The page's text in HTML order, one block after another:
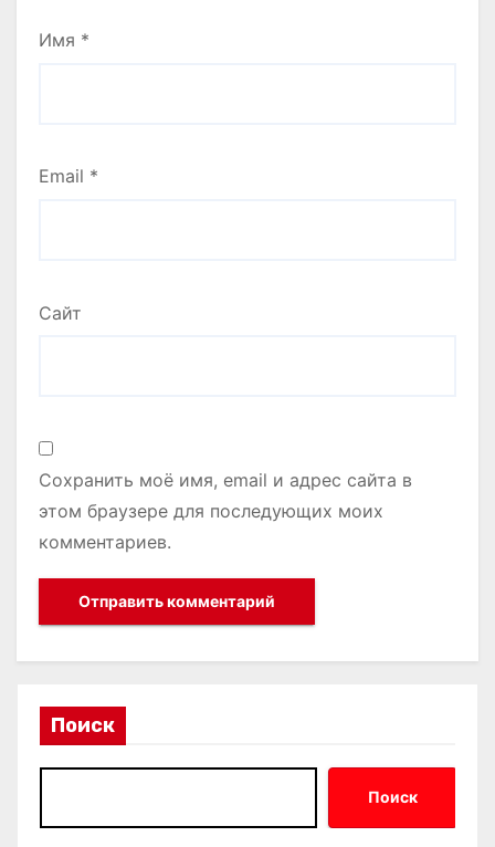
Имя *
Email *
Сайт
Сохранить моё имя, email и адрес сайта в
этом браузере для последующих моих
комментариев.
Поиск
Поиск